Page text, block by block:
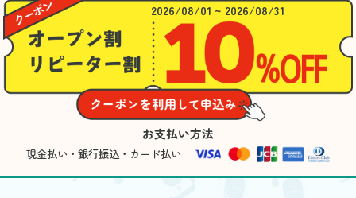
2026/08/01 ~ 2026/08/31
お支払い方法
現金払い・銀行振込・カード払い